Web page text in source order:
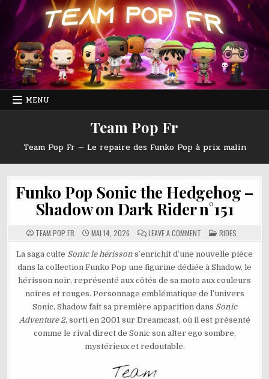
content
MENU
Team Pop Fr
Team Pop Fr — Le repaire des Funko Pop à prix malin
Funko Pop Sonic the Hedgehog –
Shadow on Dark Rider n°151
TEAM POP FR MAI 14, 2026 LEAVE A COMMENT
FUNKO
SONIC
HEDGEHOG
SHADOW
ON
DARK
RIDER
N°151
POSTED
IN
RIDES
La saga culte Sonic le hérisson s’enrichit d’une nouvelle pièce
dans la collection Funko Pop une figurine dédiée à Shadow, le
hérisson noir, représenté aux côtés de sa moto aux couleurs
noires et rouges. Personnage emblématique de l’univers
Sonic, Shadow fait sa première apparition dans Sonic
Adventure 2, sorti en 2001 sur Dreamcast, où il est présenté
comme le rival direct de Sonic son alter ego sombre,
mystérieux et redoutable.